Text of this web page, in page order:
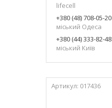
lifecell
+380 (48) 708-05-20
міський Одеса
+380 (44) 333-82-48
міський Київ
017436